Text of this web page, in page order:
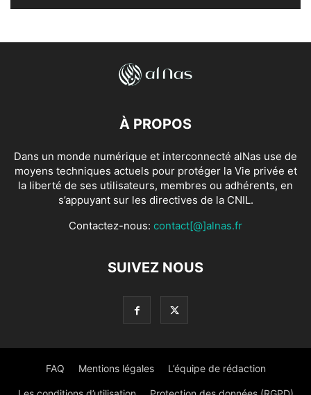
À PROPOS
Dans un monde numérique et interconnecté alNas use de
moyens techniques actuels pour protéger la Vie privée et
la liberté de ses utilisateurs, membres ou adhérents, en
s’appuyant sur les directives de la CNIL.
Contactez-nous: contact[@]alnas.fr
SUIVEZ NOUS
FAQ Mentions légales L’équipe de rédaction